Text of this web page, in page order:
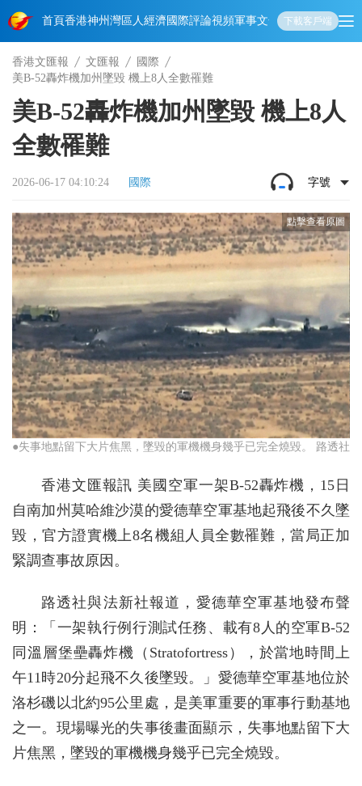
首頁香港神州 灣區人經濟國際評論視頻軍事文化 娛樂生活教育體
下載客戶端
香港文匯報 文匯報
國際
美B-52轟炸機加州墜毀 機上8人全數罹難
美B-52轟炸機加州墜毀 機上8人
全數罹難
2026-06-17 04:10:24 國際 字號
●失事地點留下大片焦黑，墜毀的軍機機身幾乎已完全燒毀。 路透社
香港文匯報訊 美國空軍一架B-52轟炸機，15日
自南加州莫哈維沙漠的愛德華空軍基地起飛後不久墜
毀，官方證實機上8名機組人員全數罹難，當局正加
緊調查事故原因。
路透社與法新社報道，愛德華空軍基地發布聲
明：「一架執行例行測試任務、載有8人的空軍B-52
同溫層堡壘轟炸機（Stratofortress），於當地時間上
午11時20分起飛不久後墜毀。」愛德華空軍基地位於
洛杉磯以北約95公里處，是美軍重要的軍事行動基地
之一。現場曝光的失事後畫面顯示，失事地點留下大
片焦黑，墜毀的軍機機身幾乎已完全燒毀。